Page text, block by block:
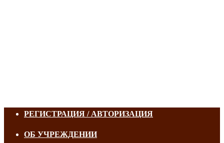
РЕГИСТРАЦИЯ / АВТОРИЗАЦИЯ
ОБ УЧРЕЖДЕНИИ